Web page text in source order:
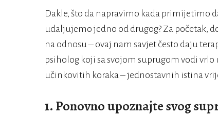
Dakle, što da napravimo kada primijetimo
udaljujemo jedno od drugog? Za početak,
na odnosu – ovaj nam savjet često daju
psiholog koji sa svojom suprugom vodi
učinkovitih koraka – jednostavnih istina
1. Ponovno upoznajte svog